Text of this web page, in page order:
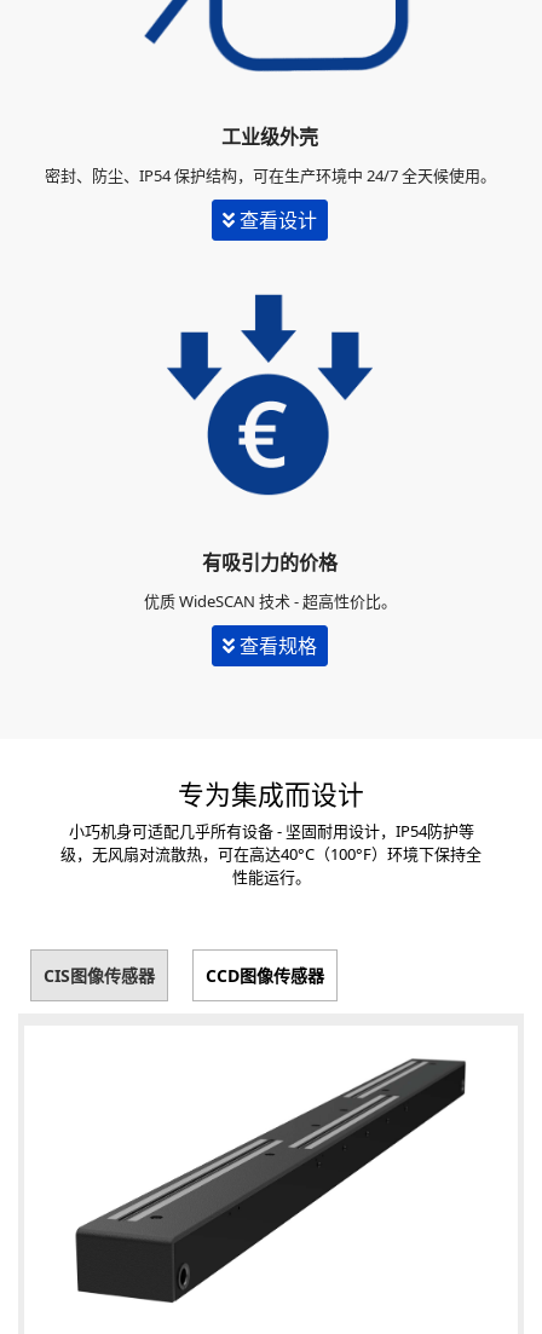
工业级外壳
密封、防尘、IP54 保护结构，可在生产环境中 24/7 全天候使用。
查看设计
有吸引力的价格
优质 WideSCAN 技术 - 超高性价比。
查看规格
专为集成而设计
小巧机身可适配几乎所有设备 - 坚固耐用设计，IP54防护等
级，无风扇对流散热，可在高达40°C（100°F）环境下保持全
性能运行。
CIS图像传感器 CCD图像传感器